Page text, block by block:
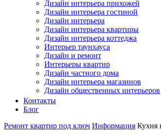
Дизайн интерьера прихожей
Дизайн интерьера гостиной
Дизайн интерьера
Дизайн интерьера квартиры
Дизайн интерьера коттеджа
Интерьер таунхауса
Дизайн и ремонт
Интерьеры квартир
Дизайн частного дома
Дизайн интерьера магазинов
Дизайн общественных интерьеров
Контакты
Блог
Ремонт квартир под ключ Информация Кухня